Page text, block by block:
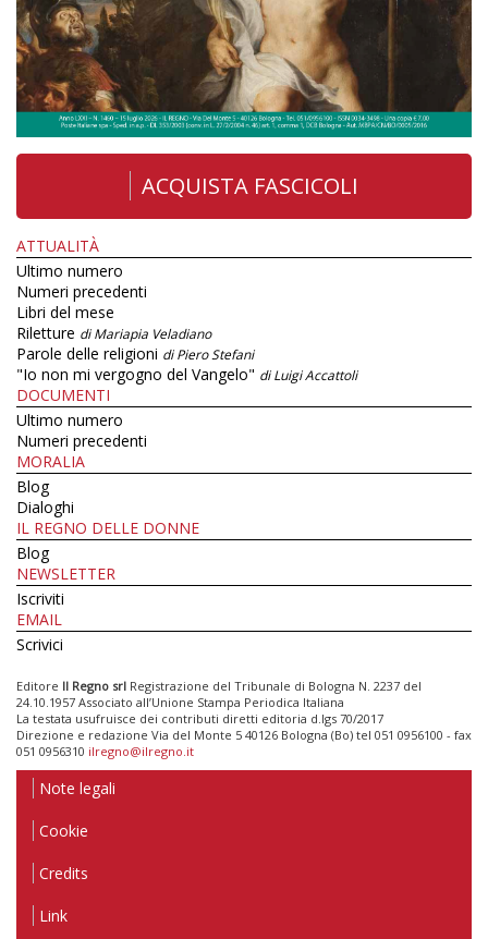
ACQUISTA FASCICOLI
ATTUALITÀ
Ultimo numero
Numeri precedenti
Libri del mese
Riletture di Mariapia Veladiano
Parole delle religioni di Piero Stefani
"Io non mi vergogno del Vangelo" di Luigi Accattoli
DOCUMENTI
Ultimo numero
Numeri precedenti
MORALIA
Blog
Dialoghi
IL REGNO DELLE DONNE
Blog
NEWSLETTER
Iscriviti
EMAIL
Scrivici
Editore Il Regno srl Registrazione del Tribunale di Bologna N. 2237 del
24.10.1957 Associato all’Unione Stampa Periodica Italiana
La testata usufruisce dei contributi diretti editoria d.lgs 70/2017
Direzione e redazione Via del Monte 5 40126 Bologna (Bo) tel 051 0956100 - fax
051 0956310 ilregno@ilregno.it
Note legali
Cookie
Credits
Link